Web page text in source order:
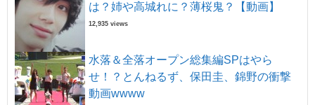
は？姉や高城れに？薄桜鬼？【動画】
12,935 views
水落＆全落オープン総集編SPはやら
せ！？とんねるず、保田圭、錦野の衝撃
動画wwww